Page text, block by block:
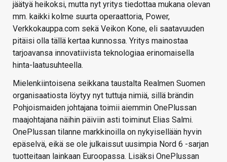
jäätyä heikoksi, mutta nyt yritys tiedottaa mukana olevan
mm. kaikki kolme suurta operaattoria, Power,
Verkkokauppa.com sekä Veikon Kone, eli saatavuuden
pitäisi olla tällä kertaa kunnossa. Yritys mainostaa
tarjoavansa innovatiivista teknologiaa erinomaisella
hinta-laatusuhteella.
Mielenkiintoisena seikkana taustalta Realmen Suomen
organisaatiosta löytyy nyt tuttuja nimiä, sillä brändin
Pohjoismaiden johtajana toimii aiemmin OnePlussan
maajohtajana näihin päiviin asti toiminut Elias Salmi.
OnePlussan tilanne markkinoilla on nykyisellään hyvin
epäselvä, eikä se ole julkaissut uusimpia Nord 6 -sarjan
tuotteitaan lainkaan Euroopassa. Lisäksi OnePlussan